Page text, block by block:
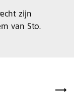
zijn
van Sto.